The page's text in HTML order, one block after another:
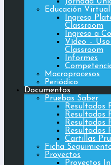
Educación Virtual
Ingreso
Classroom
Ingreso a
Vídeo –
Classroom
Informes
Macroprocesos
Periódico
Documentos
Pruebas Saber
Resultados
Resultados
Resultados
Resultados
Cartillas
Ficha
Proyectos
Proyectos